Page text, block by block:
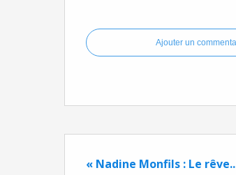
Ajouter un
« Nadine Monfils : Le